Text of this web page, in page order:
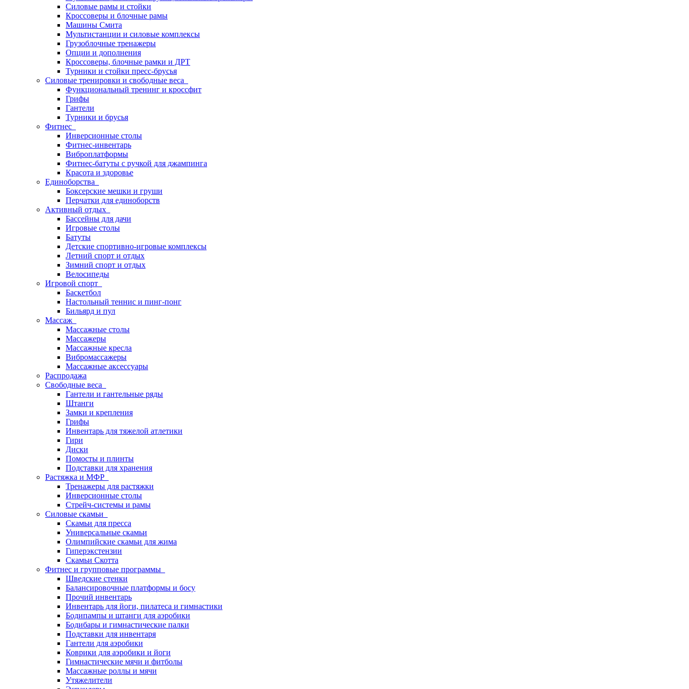
Силовые рамы и стойки
Кроссоверы и блочные рамы
Машины Смита
Мультистанции и силовые комплексы
Грузоблочные тренажеры
Опции и дополнения
Кроссоверы, блочные рамки и ДРТ
Турники и стойки пресс-брусья
Силовые тренировки и свободные веса
Функциональный тренинг и кроссфит
Грифы
Гантели
Турники и брусья
Фитнес
Инверсионные столы
Фитнес-инвентарь
Виброплатформы
Фитнес-батуты с ручкой для джампинга
Красота и здоровье
Единоборства
Боксерские мешки и груши
Перчатки для единоборств
Активный отдых
Бассейны для дачи
Игровые столы
Батуты
Детские спортивно-игровые комплексы
Летний спорт и отдых
Зимний спорт и отдых
Велосипеды
Игровой спорт
Баскетбол
Настольный теннис и пинг-понг
Бильярд и пул
Массаж
Массажные столы
Массажеры
Массажные кресла
Вибромассажеры
Массажные аксессуары
Распродажа
Свободные веса
Гантели и гантельные ряды
Штанги
Замки и крепления
Грифы
Инвентарь для тяжелой атлетики
Гири
Диски
Помосты и плинты
Подставки для хранения
Растяжка и МФР
Тренажеры для растяжки
Инверсионные столы
Стрейч-системы и рамы
Силовые скамьи
Скамьи для пресса
Универсальные скамьи
Олимпийские скамьи для жима
Гиперэкстензии
Скамьи Скотта
Фитнес и групповые программы
Шведские стенки
Балансировочные платформы и босу
Прочий инвентарь
Инвентарь для йоги, пилатеса и гимнастики
Бодипампы и штанги для аэробики
Бодибары и гимнастические палки
Подставки для инвентаря
Гантели для аэробики
Коврики для аэробики и йоги
Гимнастические мячи и фитболы
Массажные роллы и мячи
Утяжелители